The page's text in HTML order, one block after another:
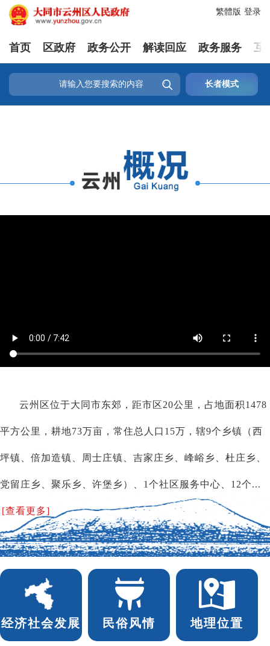
登录
繁體版
首页 区政府 政务公开 解读回应 政务服务 互
 长者模式
云州区位于大同市东郊，距市区20公里，占地面积1478
平方公里，耕地73万亩，常住总人口15万，辖9个乡镇（西
坪镇、倍加造镇、周士庄镇、吉家庄乡、峰峪乡、杜庄乡、
党留庄乡、聚乐乡、许堡乡）、1个社区服务中心、12个...
[查看更多]
经济社会发展 民俗风情 地理位置